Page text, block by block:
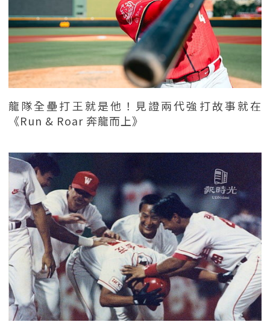
龍隊全壘打王就是他！見證兩代強打故事就在
《Run & Roar 奔龍而上》